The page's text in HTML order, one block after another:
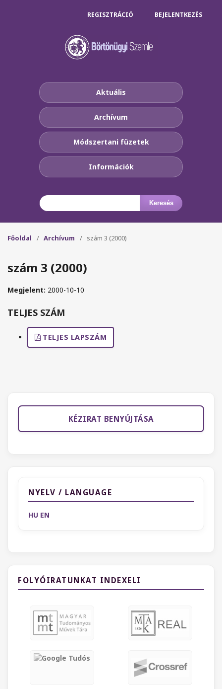
Aktuális
Archívum
Módszertani füzetek
Információk
Keresés
REGISZTRÁCIÓ BEJELENTKEZÉS
Főoldal / Archívum / szám 3 (2000)
szám 3 (2000)
Megjelent: 2000-10-10
TELJES SZÁM
TELJES LAPSZÁM
KÉZIRAT BENYÚJTÁSA
NYELV / LANGUAGE
HU EN
FOLYÓIRATUNKAT INDEXELI